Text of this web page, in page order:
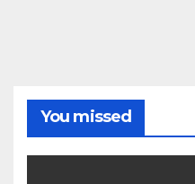
You missed